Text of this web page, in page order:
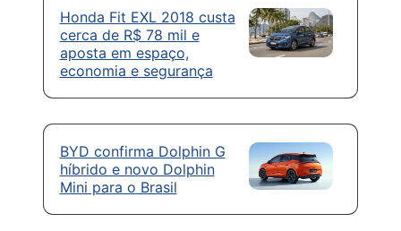
Honda Fit EXL 2018 custa
cerca de R$ 78 mil e
aposta em espaço,
economia e segurança
BYD confirma Dolphin G
híbrido e novo Dolphin
Mini para o Brasil